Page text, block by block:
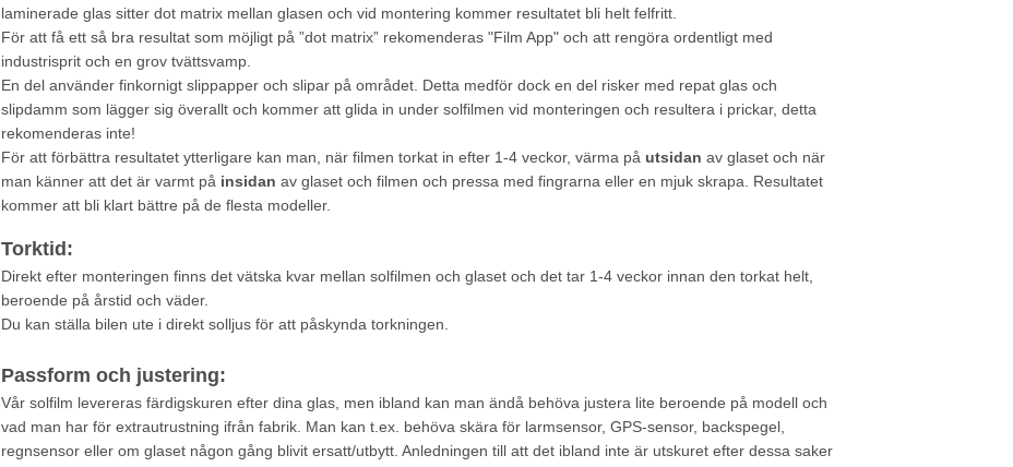
laminerade glas sitter dot matrix mellan glasen och vid montering kommer resultatet bli helt felfritt.
För att få ett så bra resultat som möjligt på ”dot matrix” rekomenderas "Film App" och att rengöra ordentligt med
industrisprit och en grov tvättsvamp.
En del använder finkornigt slippapper och slipar på området. Detta medför dock en del risker med repat glas och
slipdamm som lägger sig överallt och kommer att glida in under solfilmen vid monteringen och resultera i prickar, detta
rekomenderas inte!
För att förbättra resultatet ytterligare kan man, när filmen torkat in efter 1-4 veckor, värma på utsidan av glaset och när
man känner att det är varmt på insidan av glaset och filmen och pressa med fingrarna eller en mjuk skrapa. Resultatet
kommer att bli klart bättre på de flesta modeller.
Torktid:
Direkt efter monteringen finns det vätska kvar mellan solfilmen och glaset och det tar 1-4 veckor innan den torkat helt,
beroende på årstid och väder.
Du kan ställa bilen ute i direkt solljus för att påskynda torkningen.
Passform och justering:
Vår solfilm levereras färdigskuren efter dina glas, men ibland kan man ändå behöva justera lite beroende på modell och
vad man har för extrautrustning ifrån fabrik. Man kan t.ex. behöva skära för larmsensor, GPS-sensor, backspegel,
regnsensor eller om glaset någon gång blivit ersatt/utbytt. Anledningen till att det ibland inte är utskuret efter dessa saker